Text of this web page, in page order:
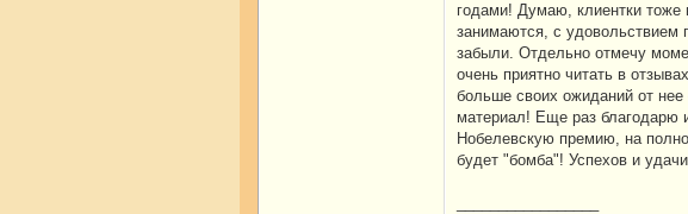
годами! Думаю, клиентки тоже
занимаются, с удовольствием
забыли. Отдельно отмечу
очень приятно читать в
больше своих ожиданий от нее
материал! Еще раз
Нобелевскую премию, на
будет "бомба"! Успехов и